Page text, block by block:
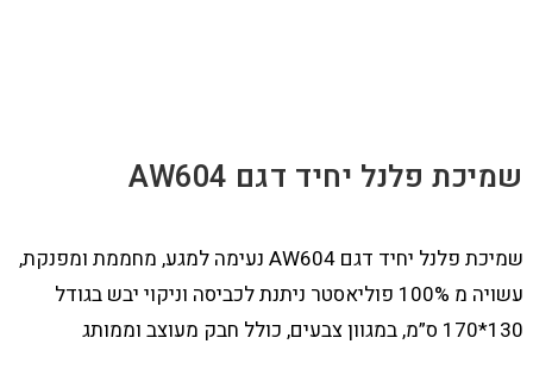
שמיכת פלנל יחיד דגם AW604
שמיכת פלנל יחיד דגם AW604 נעימה למגע, מחממת ומפנקת,
עשויה מ 100% פוליאסטר ניתנת לכביסה וניקוי יבש בגודל
130*170 ס”מ, במגוון צבעים, כולל חבק מעוצב וממותג